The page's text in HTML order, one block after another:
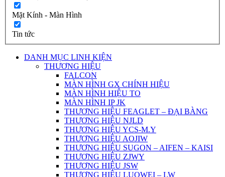
Mặt Kính - Màn Hình
Tin tức
DANH MỤC LINH KIỆN
THƯƠNG HIỆU
FALCON
MÀN HÌNH GX CHÍNH HIỆU
MÀN HÌNH HIỆU TO
MÀN HÌNH IP JK
THƯƠNG HIỆU FEAGLET – ĐẠI BÀNG
THƯƠNG HIỆU NJLD
THƯƠNG HIỆU YCS-M.Y
THƯƠNG HIỆU AOJIW
THƯƠNG HIỆU SUGON – AIFEN – KAISI
THƯƠNG HIỆU ZJWY
THƯƠNG HIỆU JSW
THƯƠNG HIỆU LUOWEI – LW